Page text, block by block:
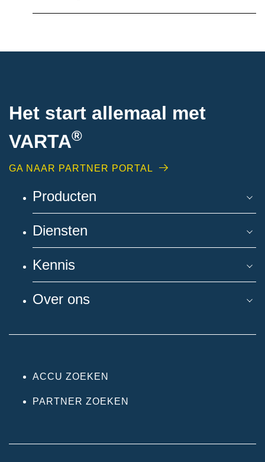
Het start allemaal met
VARTA®
GA NAAR PARTNER PORTAL
Producten
Diensten
Kennis
Over ons
ACCU ZOEKEN
PARTNER ZOEKEN